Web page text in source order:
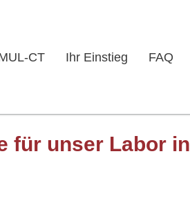
FAQ
CT Ihr Einstieg
für unser Labor in